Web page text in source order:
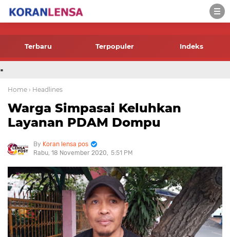
-->
Terbaru Terpopuler Indeks
.
Home › Headlines
Warga Simpasai Keluhkan
Layanan PDAM Dompu
Koran lensa pos
Rabu, 18 November 2020
5:51 PM